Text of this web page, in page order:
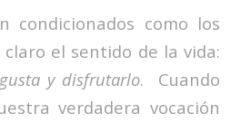
condicionados como los
el sentido de la vida:
y disfrutarlo. Cuando
verdadera vocación